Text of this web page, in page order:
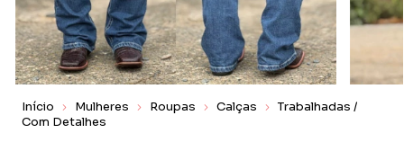
Início Mulheres Roupas Calças
Trabalhadas /
Com Detalhes